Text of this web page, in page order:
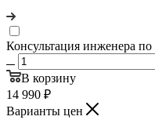
Консультация инженера по
В корзину
14 990 ₽
Варианты цен